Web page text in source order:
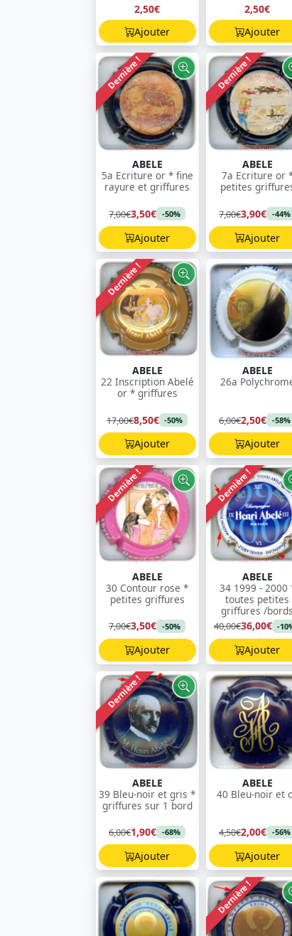
2,50€
Ajouter
2,50€
Ajouter
Dernière !
ABELE
5a Ecriture or * fine
rayure et griffures
7,00€3,50€ -50%
Ajouter
Dernière !
ABELE
7a Ecriture or
petites
7,00€3,90€ -44%
Ajouter
Dernière !
ABELE
22 Inscription Abelé
or * griffures
17,00€8,50€ -50%
Ajouter
ABELE
26a
6,00€2,50€ -58%
Ajouter
Dernière !
ABELE
30 Contour rose *
petites griffures
7,00€3,50€ -50%
Ajouter
Dernière !
ABELE
34 1999 - 2000
toutes petites
griffures /bords
40,00€36,00€ -
Ajouter
Dernière !
ABELE
39 Bleu-noir et gris *
griffures sur 1 bord
6,00€1,90€ -68%
Ajouter
ABELE
40 Bleu-noir et
4,50€2,00€ -56%
Ajouter
Dernière !